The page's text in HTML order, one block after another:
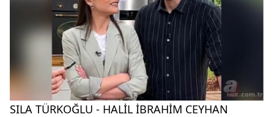
SILA TÜRKOĞLU - HALİL İBRAHİM CEYHAN